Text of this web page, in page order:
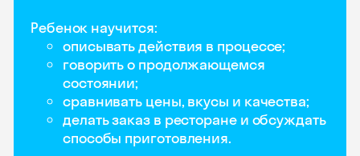
Ребенок научится:
описывать действия в процессе;
говорить о продолжающемся
состоянии;
сравнивать цены, вкусы и качества;
делать заказ в ресторане и обсуждать
способы приготовления.